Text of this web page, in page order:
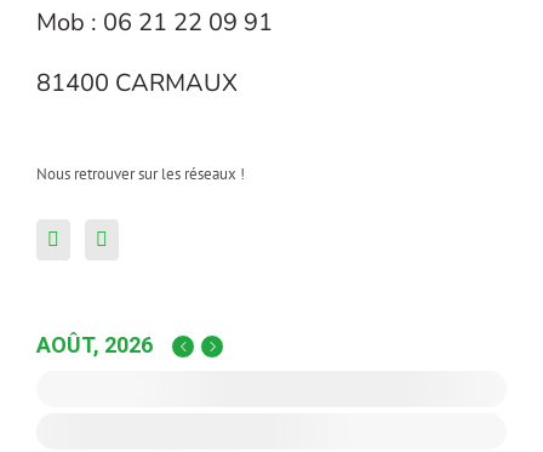
Mob : 06 21 22 09 91
81400 CARMAUX
Nous retrouver sur les réseaux !
AOÛT, 2026